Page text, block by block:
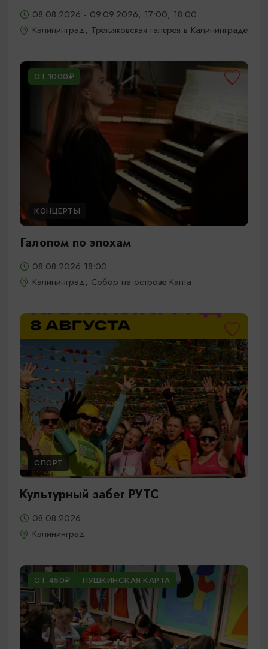
08.08.2026 - 09.09.2026, 17:00, 18:00
Калининград, Третьяковская галерея в Калининграде
ОТ 1000₽
КОНЦЕРТЫ
Галопом по эпохам
08.08.2026 18:00
Калининград, Собор на острове Канта
СПОРТ
Культурный забег РУТС
08.08.2026
Калининград
ОТ 450₽ ПУШКИНСКАЯ КАРТА